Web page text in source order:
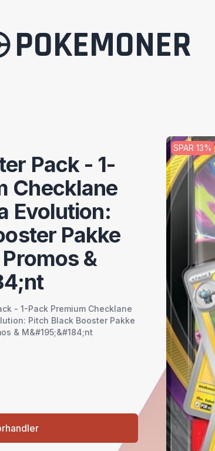
POKEMONER
Pack - 1-
Checklane
Evolution:
Pakke
&
- 1-Pack Premium Checklane
Pitch Black Booster Pakke
& M&#195;&#184;nt
SPAR 13%